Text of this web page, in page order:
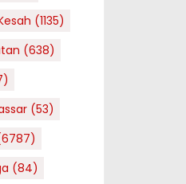
(1135)
(638)
(53)
(84)